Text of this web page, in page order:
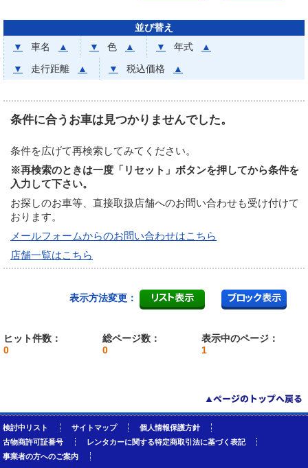
並び替え
▼
車名 ▲ ▼ 色 ▲ ▼ 年式
▲
▼
走行距離 ▲ ▼ 税込価格 ▲
条件に合うお車は見つかりませんでした。
条件を広げて再検索してみてください。
※再検索のときは一度「リセット」ボタンを押してから条件を
入力して下さい。
お探しのお車等、直接取扱店舗へのお問い合わせも受け付けて
おります。
メールフォームからのお問い合わせはこちら
店舗一覧はこちら
表示方法変更：
ヒット件数：
0
総ページ数：
0
表示中のページ：
1
検討中リスト サイトマップ
個人情報保護方針
古物商許可証番号
レンタカーに関する特定商取引法に基づく表記
事業者の方へのご案内